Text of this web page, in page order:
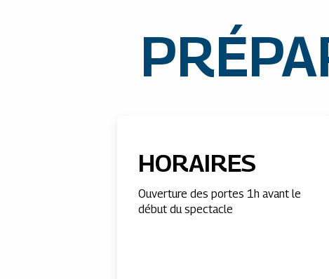
HORAIRES
Ouverture des portes 1h avant le
début du spectacle